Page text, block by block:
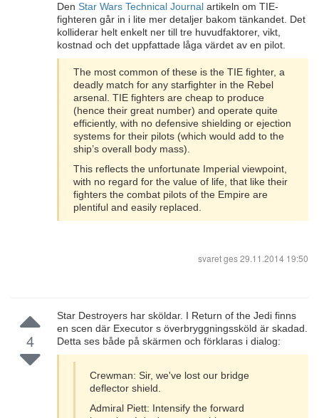
Den Star Wars Technical Journal artikeln om TIE-
fighteren går in i lite mer detaljer bakom tänkandet. Det
kolliderar helt enkelt ner till tre huvudfaktorer, vikt,
kostnad och det uppfattade låga värdet av en pilot.
The most common of these is the TIE fighter, a
deadly match for any starfighter in the Rebel
arsenal. TIE fighters are cheap to produce
(hence their great number) and operate quite
efficiently, with no defensive shielding or ejection
systems for their pilots (which would add to the
ship’s overall body mass).
This reflects the unfortunate Imperial viewpoint,
with no regard for the value of life, that like their
fighters the combat pilots of the Empire are
plentiful and easily replaced.
svaret ges29.11.2014 19:50
4
Star Destroyers har sköldar. I Return of the Jedi finns
en scen där Executor s överbryggningssköld är skadad.
Detta ses både på skärmen och förklaras i dialog:
Crewman: Sir, we've lost our bridge
deflector shield.
Admiral Piett: Intensify the forward